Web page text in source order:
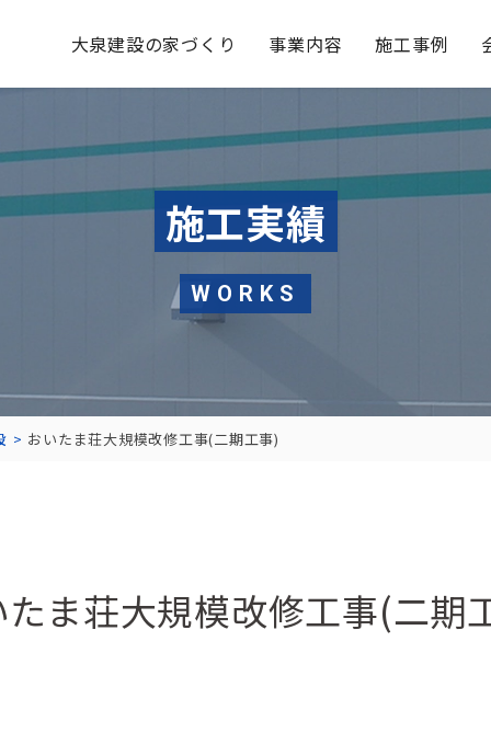
大泉建設の家づくり 事業内容 施工事例
施工実績
WORKS
おいたま荘大規模改修工事(二期工事)
ま荘大規模改修工事(二期